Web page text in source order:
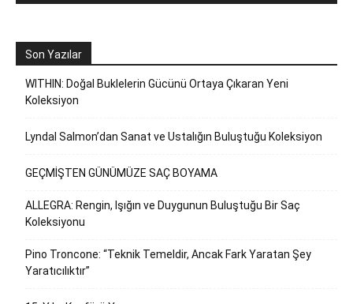
Son Yazılar
WITHIN: Doğal Buklelerin Gücünü Ortaya Çıkaran Yeni
Koleksiyon
Lyndal Salmon’dan Sanat ve Ustalığın Buluştuğu Koleksiyon
GEÇMİŞTEN GÜNÜMÜZE SAÇ BOYAMA
ALLEGRA: Rengin, Işığın ve Duygunun Buluştuğu Bir Saç
Koleksiyonu
Pino Troncone: “Teknik Temeldir, Ancak Fark Yaratan Şey
Yaratıcılıktır”